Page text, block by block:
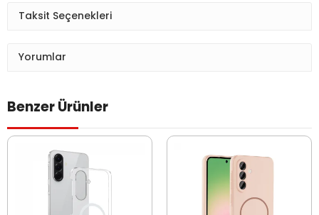
Taksit Seçenekleri
Yorumlar
Benzer Ürünler